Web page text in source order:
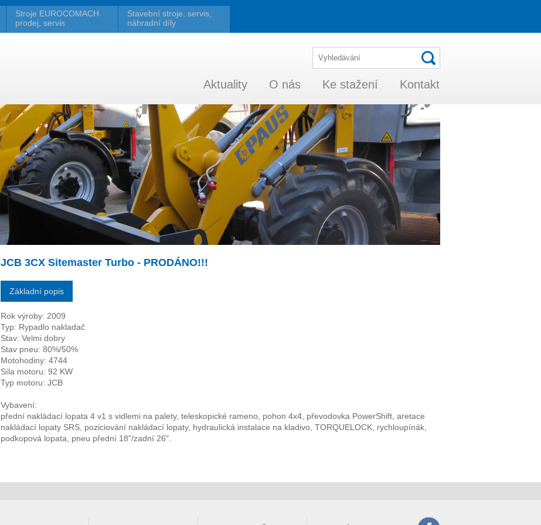
Stroje EUROCOMACH
prodej, servis
Stavební stroje, servis,
náhradní díly
Aktuality O nás Ke stažení Kontakt
JCB 3CX Sitemaster Turbo - PRODÁNO!!!
Základní popis
Rok výroby: 2009
Typ: Rypadlo nakladač
Stav: Velmi dobry
Stav pneu: 80%/50%
Motohodiny: 4744
Síla motoru: 92 KW
Typ motoru: JCB
Vybavení:
přední nakládací lopata 4 v1 s vidlemi na palety, teleskopické rameno, pohon 4x4, převodovka PowerShift, aretace
nakládací lopaty SRS, poziciování nakládací lopaty, hydraulická instalace na kladivo, TORQUELOCK, rychloupínák,
podkopová lopata, pneu přední 18"/zadní 26".